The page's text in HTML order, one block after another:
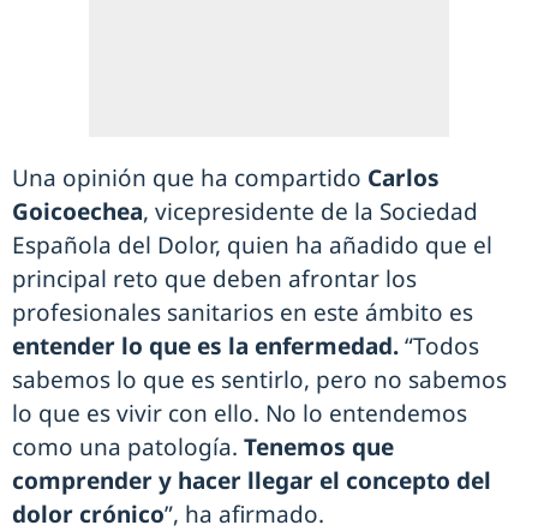
Una opinión que ha compartido Carlos
Goicoechea, vicepresidente de la Sociedad
Española del Dolor, quien ha añadido que el
principal reto que deben afrontar los
profesionales sanitarios en este ámbito es
entender lo que es la enfermedad.“Todos
sabemos lo que es sentirlo, pero no sabemos
lo que es vivir con ello. No lo entendemos
como una patología. Tenemos que
comprender y hacer llegar el concepto del
dolor crónico”, ha afirmado.